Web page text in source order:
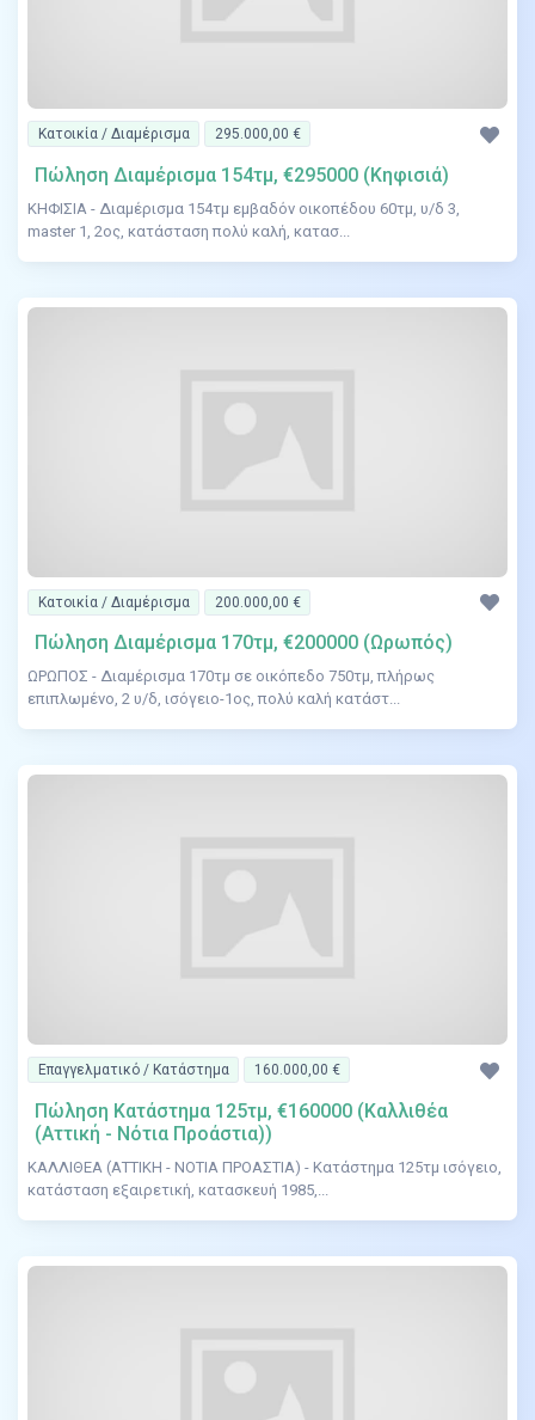
Κατοικία / Διαμέρισμα 295.000,00 €
Πώληση Διαμέρισμα 154τμ, €295000 (Κηφισιά)
ΚΗΦΙΣΙΑ - Διαμέρισμα 154τμ εμβαδόν οικοπέδου 60τμ, υ/δ 3,
master 1, 2ος, κατάσταση πολύ καλή, κατασ...
Κατοικία / Διαμέρισμα 200.000,00 €
Πώληση Διαμέρισμα 170τμ, €200000 (Ωρωπός)
ΩΡΩΠΟΣ - Διαμέρισμα 170τμ σε οικόπεδο 750τμ, πλήρως
επιπλωμένο, 2 υ/δ, ισόγειο-1ος, πολύ καλή κατάστ...
Επαγγελματικό / Κατάστημα 160.000,00 €
Πώληση Κατάστημα 125τμ, €160000 (Καλλιθέα
(Αττική - Νότια Προάστια))
ΚΑΛΛΙΘΕΑ (ΑΤΤΙΚΗ - ΝΟΤΙΑ ΠΡΟΑΣΤΙΑ) - Κατάστημα 125τμ ισόγειο,
κατάσταση εξαιρετική, κατασκευή 1985,...